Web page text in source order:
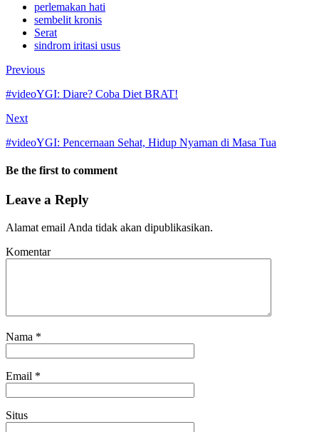
perlemakan hati
sembelit kronis
Serat
sindrom iritasi usus
Previous
#videoYGI: Diare? Coba Diet BRAT!
Next
#videoYGI: Pencernaan Sehat, Hidup Nyaman di Masa Tua
Be the first to comment
Leave a Reply
Alamat email Anda tidak akan dipublikasikan.
Komentar
Nama *
Email *
Situs